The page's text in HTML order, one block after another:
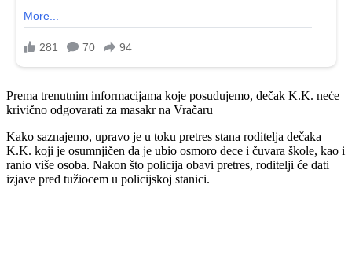
Prema trenutnim informacijama koje posudujemo, dečak K.K. neće
krivično odgovarati za masakr na Vračaru
Kako saznajemo, upravo je u toku pretres stana roditelja dečaka
K.K. koji je osumnjičen da je ubio osmoro dece i čuvara škole, kao i
ranio više osoba. Nakon što policija obavi pretres, roditelji će dati
izjave pred tužiocem u policijskoj stanici.